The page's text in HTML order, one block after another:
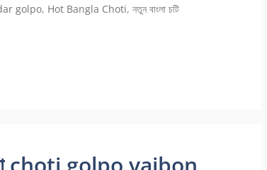
golpo, Hot Bangla Choti,নতুন বাংলা চটি